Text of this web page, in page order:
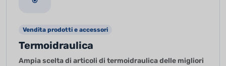
Vendita prodotti e accessori
Termoidraulica
Ampia scelta di articoli di termoidraulica delle migliori